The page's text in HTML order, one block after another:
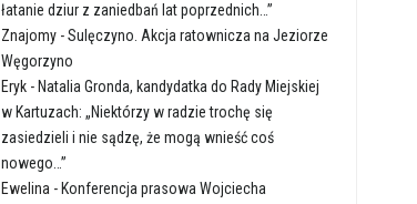
łatanie dziur z zaniedbań lat poprzednich…”
Znajomy -Sulęczyno. Akcja ratownicza na Jeziorze
Węgorzyno
Eryk - Natalia Gronda, kandydatka do Rady Miejskiej
w Kartuzach: „Niektórzy w radzie trochę się
zasiedzieli i nie sądzę, że mogą wnieść coś
nowego…”
Ewelina - Konferencja prasowa Wojciecha